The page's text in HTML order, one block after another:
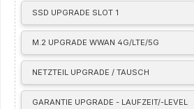
SSD UPGRADE SLOT 1
M.2 UPGRADE WWAN 4G/LTE/5G
NETZTEIL UPGRADE / TAUSCH
GARANTIE UPGRADE - LAUFZEIT/-LEVEL